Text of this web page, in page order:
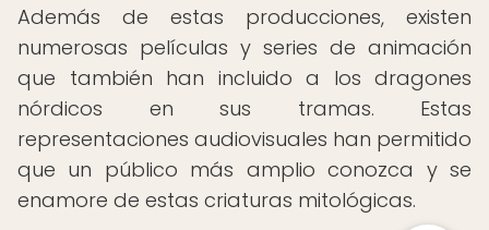
Además de estas producciones, existen
numerosas películas y series de animación
que también han incluido a los dragones
nórdicos en sus tramas. Estas
representaciones audiovisuales han permitido
que un público más amplio conozca y se
enamore de estas criaturas mitológicas.